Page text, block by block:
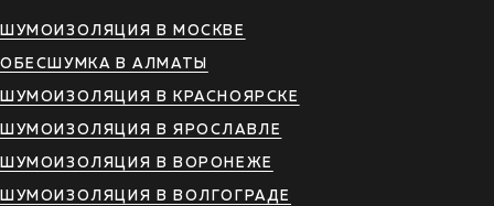
ШУМОИЗОЛЯЦИЯ В МОСКВЕ
ОБЕСШУМКА В АЛМАТЫ
ШУМОИЗОЛЯЦИЯ В КРАСНОЯРСКЕ
ШУМОИЗОЛЯЦИЯ В ЯРОСЛАВЛЕ
ШУМОИЗОЛЯЦИЯ В ВОРОНЕЖЕ
ШУМОИЗОЛЯЦИЯ В ВОЛГОГРАДЕ